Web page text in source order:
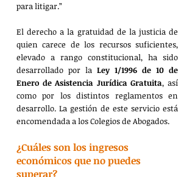
para litigar.”
El derecho a la gratuidad de la justicia de
quien carece de los recursos suficientes,
elevado a rango constitucional, ha sido
desarrollado por la Ley 1/1996 de 10 de
Enero de Asistencia Jurídica Gratuita, así
como por los distintos reglamentos en
desarrollo. La gestión de este servicio está
encomendada a los Colegios de Abogados.
¿Cuáles son los ingresos
económicos que no puedes
superar?